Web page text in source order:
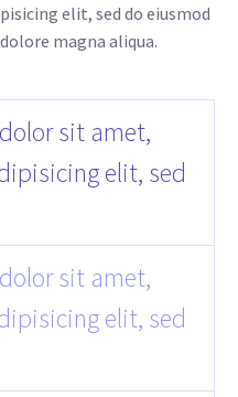
elit, sed do eiusmod
magna aliqua.
sit amet,
elit, sed
sit amet,
elit, sed